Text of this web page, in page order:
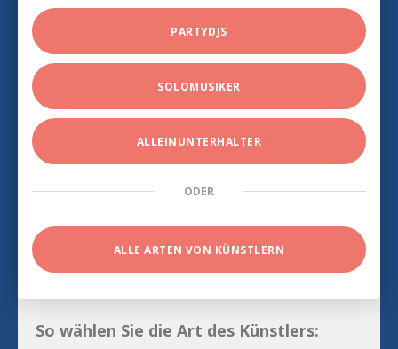
PARTYDJS
SOLOMUSIKER
ALLEINUNTERHALTER
ODER
ALLE ARTEN VON KÜNSTLERN
So wählen Sie die Art des Künstlers: